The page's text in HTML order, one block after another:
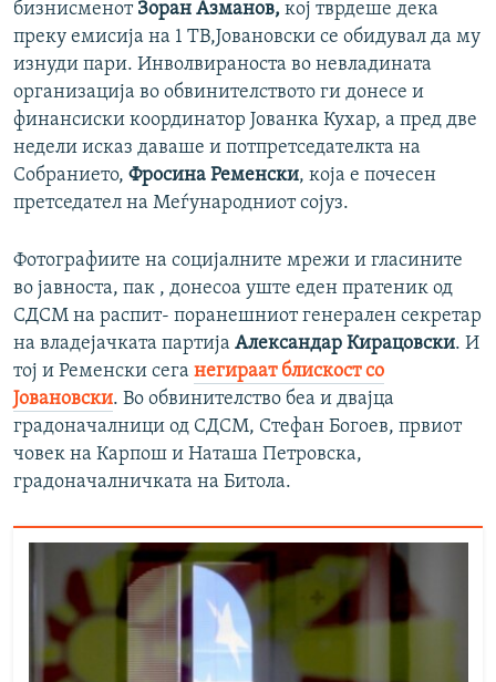
бизнисменот Зоран Азманов, кој тврдеше дека
преку емисија на 1 ТВ,Јовановски се обидувал да му
изнуди пари. Инволвираноста во невладината
организација во обвинителството ги донесе и
финансиски координатор Јованка Кухар, а пред две
недели исказ даваше и потпретседателкта на
Собранието, Фросина Ременски, која е почесен
претседател на Меѓународниот сојуз.
Фотографиите на социјалните мрежи и гласините
во јавноста, пак , донесоа уште еден пратеник од
СДСМ на распит- поранешниот генерален секретар
на владејачката партија Александар Кирацовски. И
тој и Ременски сега негираат блискост со
Јовановски. Во обвинителство беа и двајца
градоначалници од СДСМ, Стефан Богоев, првиот
човек на Карпош и Наташа Петровска,
градоначалничката на Битола.